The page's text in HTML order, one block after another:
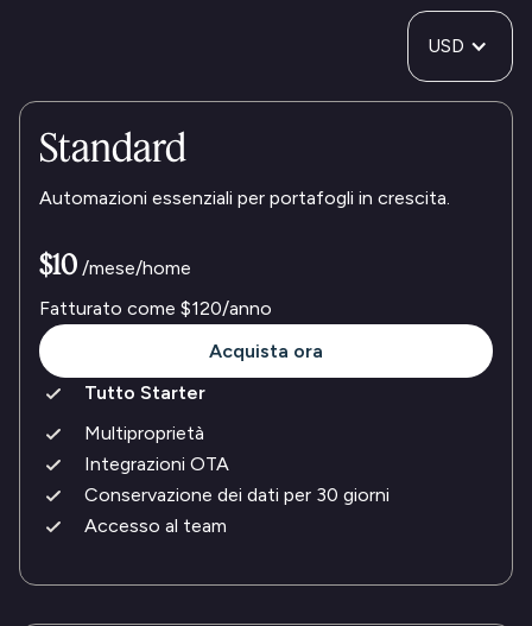
USD
Standard
Automazioni essenziali per portafogli in crescita.
$10 /mese/home
Fatturato come $120/anno
Acquista ora
Tutto Starter
Multiproprietà
Integrazioni OTA
Conservazione dei dati per 30 giorni
Accesso al team